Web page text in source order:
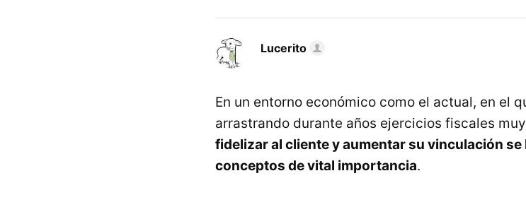
Lucerito
En un entorno económico como el actual, en el
arrastrando durante años ejercicios fiscales
fidelizar al cliente y aumentar su vinculación
conceptos de vital importancia.